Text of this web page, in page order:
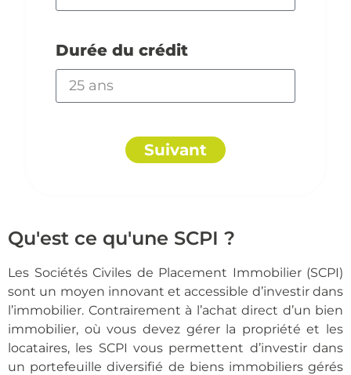
Durée du crédit
Suivant
Qu'est ce qu'une SCPI ?
Les Sociétés Civiles de Placement Immobilier (SCPI)
sont un moyen innovant et accessible d’investir dans
l’immobilier. Contrairement à l’achat direct d’un bien
immobilier, où vous devez gérer la propriété et les
locataires, les SCPI vous permettent d’investir dans
un portefeuille diversifié de biens immobiliers gérés